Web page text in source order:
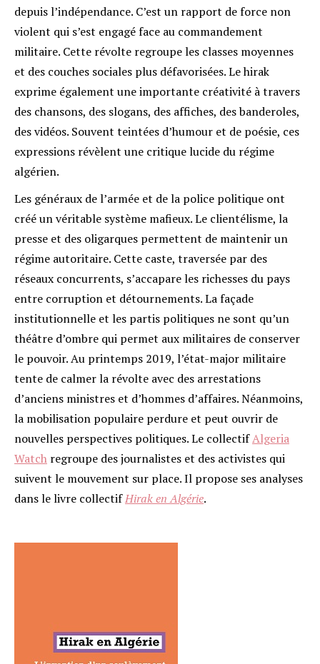
depuis l’indépendance. C’est un rapport de force non
violent qui s’est engagé face au commandement
militaire. Cette révolte regroupe les classes moyennes
et des couches sociales plus défavorisées. Le hirak
exprime également une importante créativité à travers
des chansons, des slogans, des affiches, des banderoles,
des vidéos. Souvent teintées d’humour et de poésie, ces
expressions révèlent une critique lucide du régime
algérien.
Les généraux de l’armée et de la police politique ont
créé un véritable système mafieux. Le clientélisme, la
presse et des oligarques permettent de maintenir un
régime autoritaire. Cette caste, traversée par des
réseaux concurrents, s’accapare les richesses du pays
entre corruption et détournements. La façade
institutionnelle et les partis politiques ne sont qu’un
théâtre d’ombre qui permet aux militaires de conserver
le pouvoir. Au printemps 2019, l’état-major militaire
tente de calmer la révolte avec des arrestations
d’anciens ministres et d’hommes d’affaires. Néanmoins,
la mobilisation populaire perdure et peut ouvrir de
nouvelles perspectives politiques. Le collectifAlgeria
Watch regroupe des journalistes et des activistes qui
suivent le mouvement sur place. Il propose ses analyses
dans le livre collectifHirak en Algérie.